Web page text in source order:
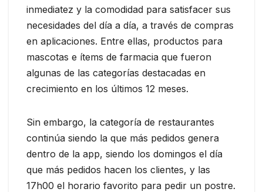
inmediatez y la comodidad para satisfacer sus
necesidades del día a día, a través de compras
en aplicaciones. Entre ellas, productos para
mascotas e ítems de farmacia que fueron
algunas de las categorías destacadas en
crecimiento en los últimos 12 meses.
Sin embargo, la categoría de restaurantes
continúa siendo la que más pedidos genera
dentro de la app, siendo los domingos el día
que más pedidos hacen los clientes, y las
17h00 el horario favorito para pedir un postre.